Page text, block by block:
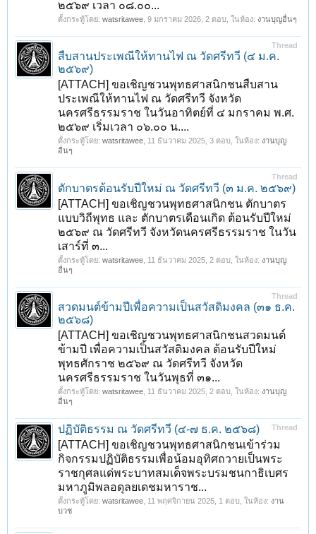
๒๕๖๙ เวลา ๐๘.๐๐...
ตั้งกระทู้โดย: watsritawee 9 มกราคม 2026 , 2 ตอบ, ในห้อง: งานบุญอื่นๆ
Thread
สืบสานประเพณีให้ทานไฟ ณ วัดศรีทวี (๔ ม.ค.
๒๕๖๙)
[ATTACH] ขอเชิญชวนพุทธศาสนิกชนสืบสาน
ประเพณีให้ทานไฟ ณ วัดศรีทวี จังหวัด
นครศรีธรรมราช ในวันอาทิตย์ที่ ๔ มกราคม พ.ศ.
๒๕๖๙ เริ่มเวลา ๐๖.๐๐ น....
ตั้งกระทู้โดย: watsritawee 11 ธันวาคม 2025 , 3 ตอบ, ในห้อง: งานบุญ
อื่นๆ
Thread
ตักบาตรต้อนรับปีใหม่ ณ วัดศรีทวี (๓ ม.ค. ๒๕๖๙)
[ATTACH] ขอเชิญชวนพุทธศาสนิกชน ตักบาตร
แบบวิถีพุทธ และ ตักบาตรเดือนเกิด ต้อนรับปีใหม่
๒๕๖๙ ณ วัดศรีทวี จังหวัดนครศรีธรรมราช ในวัน
เสาร์ที่ ๓...
ตั้งกระทู้โดย: watsritawee 11 ธันวาคม 2025 , 2 ตอบ, ในห้อง: งานบุญ
อื่นๆ
Thread
สวดมนต์ข้ามปีเพื่อความเป็นสวัสดิมงคล (๓๑ ธ.ค.
๒๕๖๘)
[ATTACH] ขอเชิญชวนพุทธศาสนิกชนสวดมนต์
ข้ามปี เพื่อความเป็นสวัสดิมงคล ต้อนรับปีใหม่
พุทธศักราช ๒๕๖๙ ณ วัดศรีทวี จังหวัด
นครศรีธรรมราช ในวันพุธที่ ๓๑...
ตั้งกระทู้โดย: watsritawee 11 ธันวาคม 2025 , 2 ตอบ, ในห้อง: งานบุญ
อื่นๆ
Thread
ปฏิบัติธรรม ณ วัดศรีทวี (๔-๗ ธ.ค. ๒๕๖๘)
[ATTACH] ขอเชิญชวนพุทธศาสนิกชนเข้าร่วม
กิจกรรมปฏิบัติธรรมเพื่อน้อมอุทิศถวายเป็นพระ
ราชกุศลแด่พระบาทสมเด็จพระบรมชนกาธิเบศร
มหาภูมิพลอดุลยเดชมหาราช...
ตั้งกระทู้โดย: watsritawee 11 พฤศจิกายน 2025 , 1 ตอบ, ในห้อง: งาน
บวช